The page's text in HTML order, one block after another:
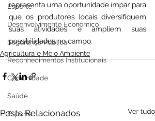
Esporte
Desenvolvimento Econômico
Segurança Pública
Reconhecimentos Institucionais
Comunidade
Saúde
Esporte
representa uma oportunidade ímpar para
que os produtores locais diversifiquem
suas atividades e ampliem suas
possibilidades no campo.
Agricultura e Meio Ambiente
Posts Relacionados Ver tudo